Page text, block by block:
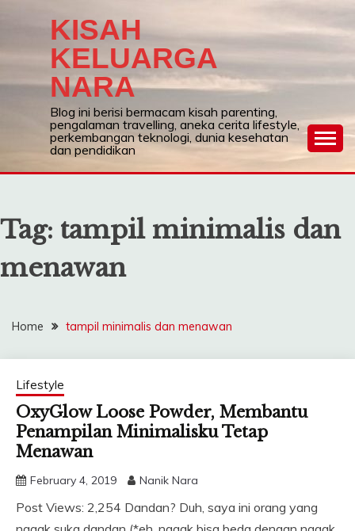
KISAH
KELUARGA
NARA
Blog ini berisi bermacam kisah parenting,
pengalaman travelling, aneka cerita lifestyle,
perkembangan teknologi, dunia kesehatan
dan pendidikan
Tag: tampil minimalis dan
menawan
Home tampil minimalis dan menawan
Lifestyle
OxyGlow Loose Powder, Membantu
Penampilan Minimalisku Tetap
Menawan
February 4, 2019 Nanik Nara
Post Views: 2,254 Dandan? Duh, saya ini orang yang